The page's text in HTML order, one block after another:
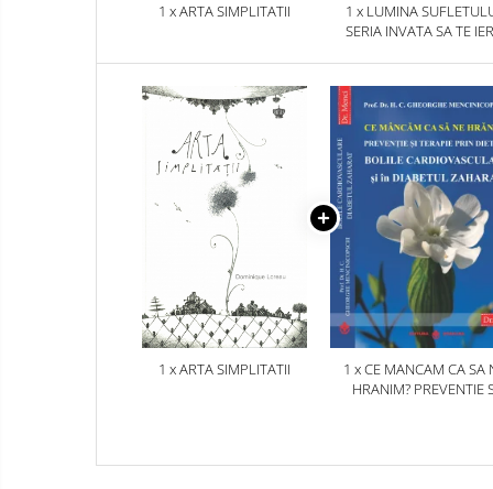
1 x ARTA SIMPLITATII
1 x LUMINA
SERIA INVATA SA TE
1 x ARTA SIMPLITATII
1 x CE MANCAM CA SA
HRANIM? PREVENTIE